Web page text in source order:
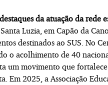
destaques da atuação da rede
Luzia, em Capão da
destinados ao SUS. No
o acolhimento de 40
um movimento que
Em 2025, a Associação